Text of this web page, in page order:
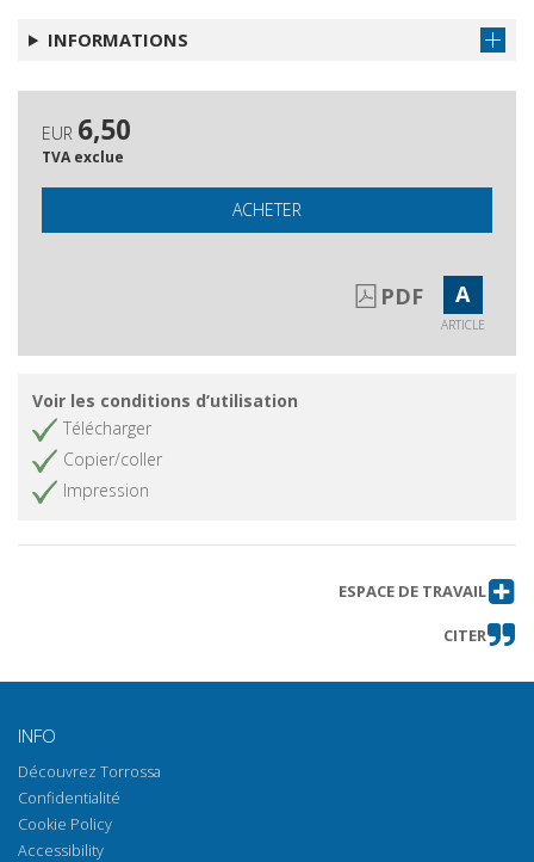
INFORMATIONS
EUR 6,50
TVA exclue
ACHETER
PDF A
ARTICLE
Voir les conditions d’utilisation
Télécharger
Copier/coller
Impression
ESPACE DE TRAVAIL
CITER
INFO
Découvrez Torrossa
Confidentialité
Cookie Policy
Accessibility